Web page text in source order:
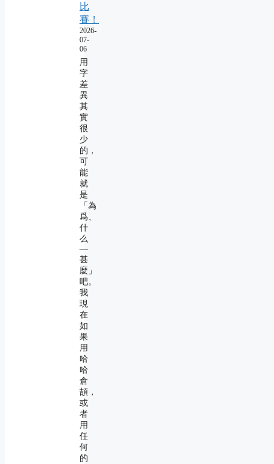
比
賽！
2026-
07-
06
用
字
差
異
其
實
很
少
的，
可
能
就
是
「為
爲、
什
么
―
甚
麼」
吧。
我
現
在
如
果
用
哈
哈
倉
頡，
或
者
用
任
何
的